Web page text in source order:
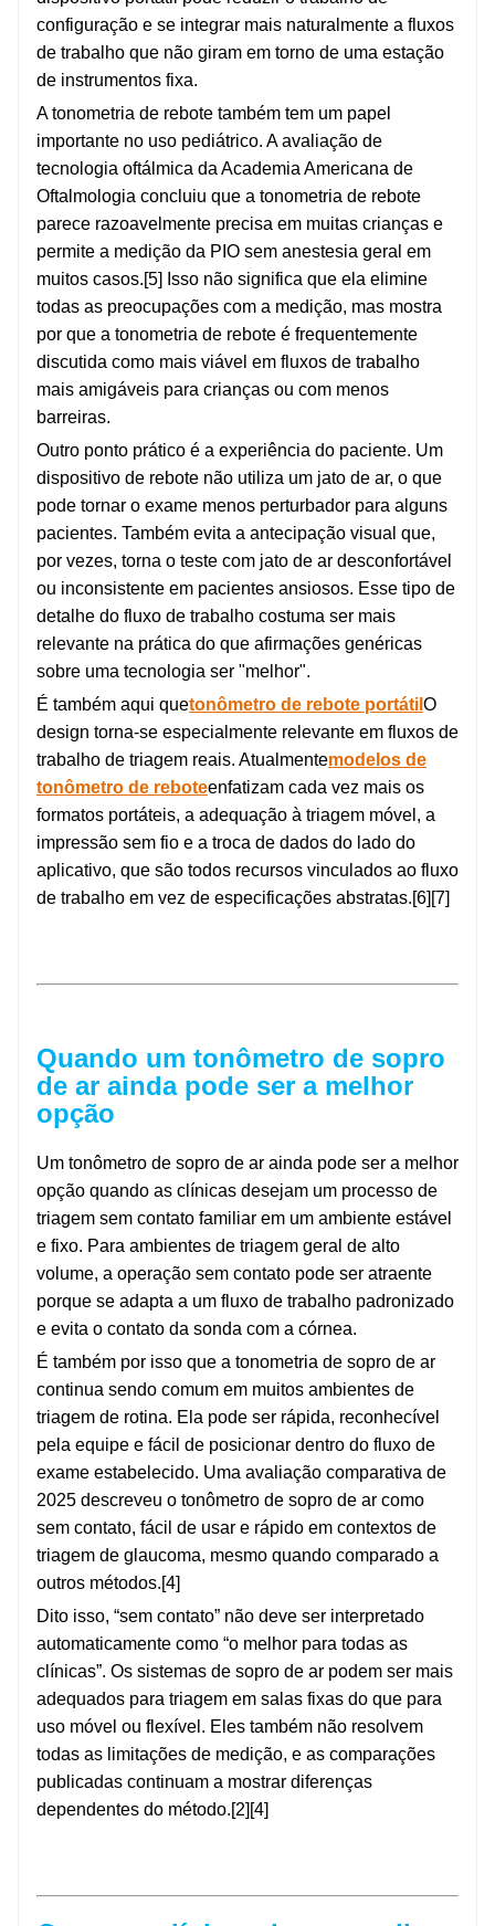
configuração e se integrar mais naturalmente a fluxos
de trabalho que não giram em torno de uma estação
de instrumentos fixa.
A tonometria de rebote também tem um papel
importante no uso pediátrico. A avaliação de
tecnologia oftálmica da Academia Americana de
Oftalmologia concluiu que a tonometria de rebote
parece razoavelmente precisa em muitas crianças e
permite a medição da PIO sem anestesia geral em
muitos casos.[5] Isso não significa que ela elimine
todas as preocupações com a medição, mas mostra
por que a tonometria de rebote é frequentemente
discutida como mais viável em fluxos de trabalho
mais amigáveis ​​para crianças ou com menos
barreiras.
Outro ponto prático é a experiência do paciente. Um
dispositivo de rebote não utiliza um jato de ar, o que
pode tornar o exame menos perturbador para alguns
pacientes. Também evita a antecipação visual que,
por vezes, torna o teste com jato de ar desconfortável
ou inconsistente em pacientes ansiosos. Esse tipo de
detalhe do fluxo de trabalho costuma ser mais
relevante na prática do que afirmações genéricas
sobre uma tecnologia ser "melhor".
É também aqui quetonômetro de rebote portátil O
design torna-se especialmente relevante em fluxos de
trabalho de triagem reais. Atualmentemodelos de
tonômetro de reboteenfatizam cada vez mais os
formatos portáteis, a adequação à triagem móvel, a
impressão sem fio e a troca de dados do lado do
aplicativo, que são todos recursos vinculados ao fluxo
de trabalho em vez de especificações abstratas.[6][7]
Quando um tonômetro de sopro
de ar ainda pode ser a melhor
opção
Um tonômetro de sopro de ar ainda pode ser a melhor
opção quando as clínicas desejam um processo de
triagem sem contato familiar em um ambiente estável
e fixo. Para ambientes de triagem geral de alto
volume, a operação sem contato pode ser atraente
porque se adapta a um fluxo de trabalho padronizado
e evita o contato da sonda com a córnea.
É também por isso que a tonometria de sopro de ar
continua sendo comum em muitos ambientes de
triagem de rotina. Ela pode ser rápida, reconhecível
pela equipe e fácil de posicionar dentro do fluxo de
exame estabelecido. Uma avaliação comparativa de
2025 descreveu o tonômetro de sopro de ar como
sem contato, fácil de usar e rápido em contextos de
triagem de glaucoma, mesmo quando comparado a
outros métodos.[4]
Dito isso, “sem contato” não deve ser interpretado
automaticamente como “o melhor para todas as
clínicas”. Os sistemas de sopro de ar podem ser mais
adequados para triagem em salas fixas do que para
uso móvel ou flexível. Eles também não resolvem
todas as limitações de medição, e as comparações
publicadas continuam a mostrar diferenças
dependentes do método.[2][4]